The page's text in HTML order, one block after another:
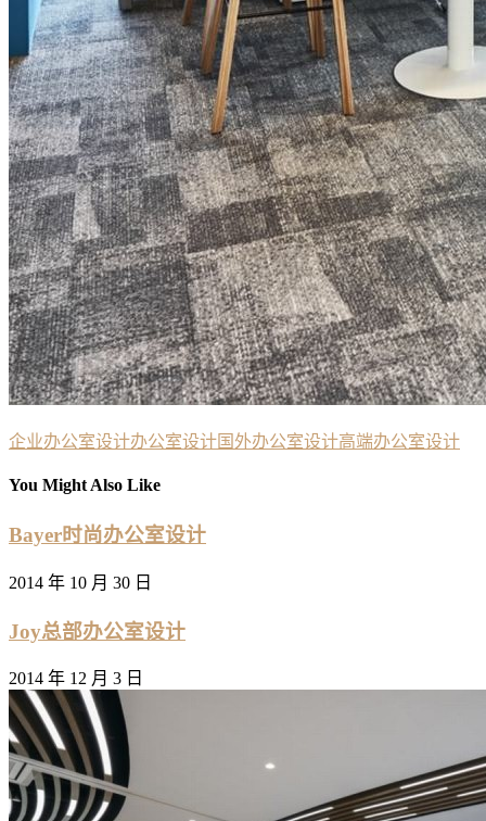
企业办公室设计办公室设计国外办公室设计高端办公室设计
You Might Also Like
Bayer时尚办公室设计
2014 年 10 月 30 日
Joy总部办公室设计
2014 年 12 月 3 日